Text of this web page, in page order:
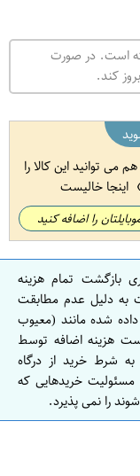
است. در صورت
کند.
می توانید این کالا را
اینجا خالیست
را اضافه کنید
بازگشت تمام هزینه
به دلیل عدم مطابقت
شده مانند (معیوب
هزینه اضافه توسط
شرط خرید از درگاه
خریدهایی که
را نمی پذیرد.